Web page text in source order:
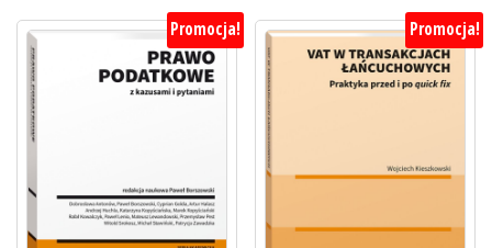
Promocja! Promocja!